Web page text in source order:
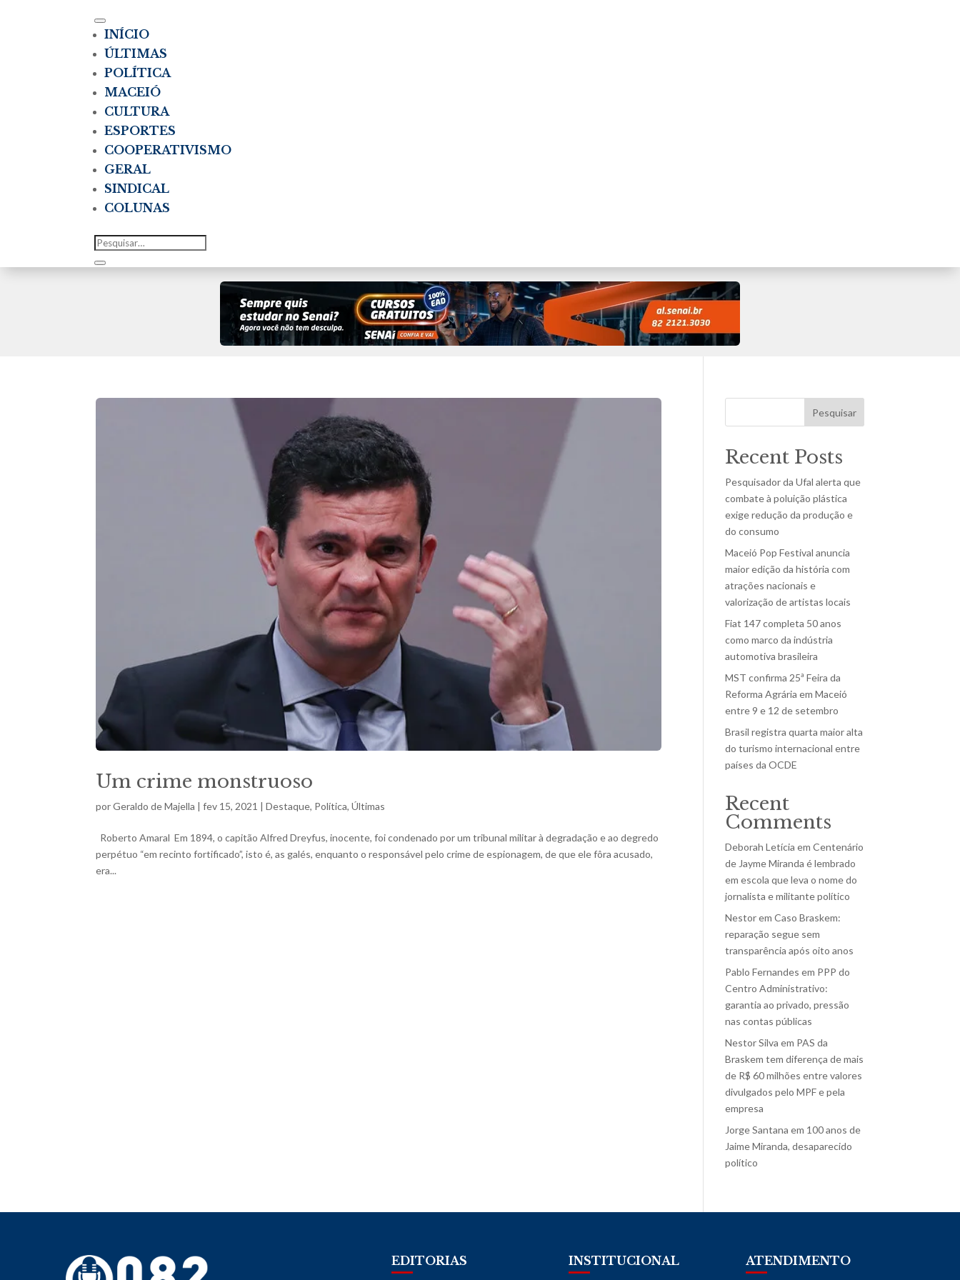
INÍCIO
ÚLTIMAS
POLÍTICA
MACEIÓ
CULTURA
ESPORTES
COOPERATIVISMO
GERAL
SINDICAL
COLUNAS
Um crime monstruoso
porGeraldo de Majella |fev 15, 2021 |Destaque, Política,Últimas
Roberto Amaral Em 1894, o capitão Alfred Dreyfus, inocente, foi condenado por um tribunal militar à degradação e ao degredo
perpétuo “em recinto fortificado”, isto é, as galés, enquanto o responsável pelo crime de espionagem, de que ele fôra acusado,
era...
Pesquisar
Recent Posts
Pesquisador da Ufal alerta que
combate à poluição plástica
exige redução da produção e
do consumo
Maceió Pop Festival anuncia
maior edição da história com
atrações nacionais e
valorização de artistas locais
Fiat 147 completa 50 anos
como marco da indústria
automotiva brasileira
MST confirma 25ª Feira da
Reforma Agrária em Maceió
entre 9 e 12 de setembro
Brasil registra quarta maior alta
do turismo internacional entre
países da OCDE
Recent
Comments
Deborah Letícia emCentenário
de Jayme Miranda é lembrado
em escola que leva o nome do
jornalista e militante político
NestoremCaso Braskem:
reparação segue sem
transparência após oito anos
Pablo Fernandes em PPP do
Centro Administrativo:
garantia ao privado, pressão
nas contas públicas
Nestor Silva em PAS da
Braskem tem diferença de mais
de R$ 60 milhões entre valores
divulgados pelo MPF e pela
empresa
Jorge Santana em 100 anos de
Jaime Miranda, desaparecido
político
EDITORIAS INSTITUCIONAL ATENDIMENTO